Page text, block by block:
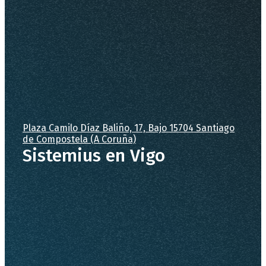
Plaza Camilo Díaz Baliño, 17, Bajo 15704 Santiago
de Compostela (A Coruña)
Sistemius en Vigo